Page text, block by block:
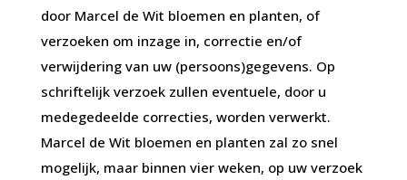
door Marcel de Wit bloemen en planten, of
verzoeken om inzage in, correctie en/of
verwijdering van uw (persoons)gegevens. Op
schriftelijk verzoek zullen eventuele, door u
medegedeelde correcties, worden verwerkt.
Marcel de Wit bloemen en planten zal zo snel
mogelijk, maar binnen vier weken, op uw verzoek